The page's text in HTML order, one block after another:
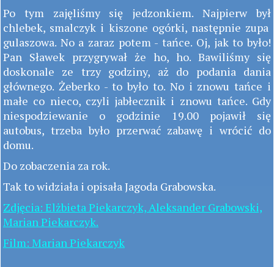
Po tym zajęliśmy się jedzonkiem. Najpierw był
chlebek, smalczyk i kiszone ogórki, następnie zupa
gulaszowa. No a zaraz potem - tańce. Oj, jak to było!
Pan Sławek przygrywał że ho, ho. Bawiliśmy się
doskonale ze trzy godziny, aż do podania dania
głównego. Żeberko - to było to. No i znowu tańce i
małe co nieco, czyli jabłecznik i znowu tańce. Gdy
niespodziewanie o godzinie 19.00 pojawił się
autobus, trzeba było przerwać zabawę i wrócić do
domu.
Do zobaczenia za rok.
Tak to widziała i opisała Jagoda Grabowska.
Zdjęcia: Elżbieta Piekarczyk, Aleksander Grabowski,
Marian Piekarczyk.
Film: Marian Piekarczyk